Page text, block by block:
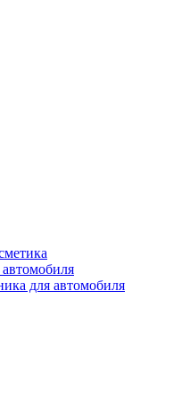
для автомобиля